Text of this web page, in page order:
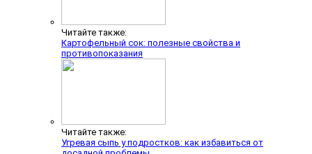
Читайте также:
Картофельный сок: полезные свойства и
противопоказания
Читайте также:
Угревая сыпь у подростков: как избавиться от